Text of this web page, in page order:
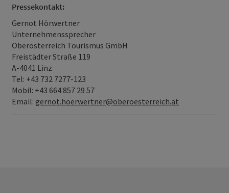
Pressekontakt:
Gernot Hörwertner
Unternehmenssprecher
Oberösterreich Tourismus GmbH
Freistädter Straße 119
A-4041 Linz
Tel: +43 732 7277-123
Mobil: +43 664 857 29 57
Email: gernot.hoerwertner@oberoesterreich.at